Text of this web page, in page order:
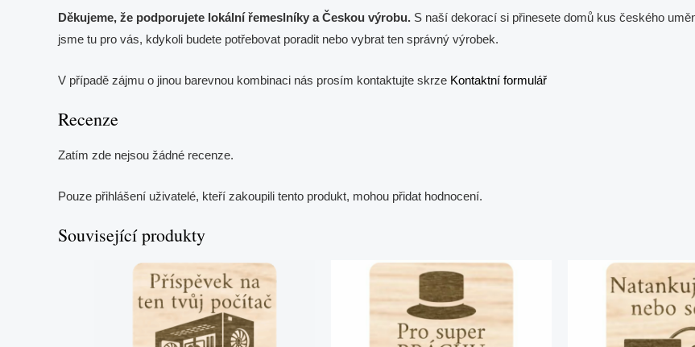
Děkujeme, že podporujete lokální řemeslníky a Českou výrobu. S naší dekorací si přinesete domů kus českého
jsme tu pro vás, kdykoli budete potřebovat poradit nebo vybrat ten správný výrobek.
V případě zájmu o jinou barevnou kombinaci nás prosím kontaktujte skrze Kontaktní formulář
Recenze
Zatím zde nejsou žádné recenze.
Pouze přihlášení uživatelé, kteří zakoupili tento produkt, mohou přidat hodnocení.
Související produkty